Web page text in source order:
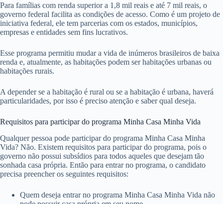
Para famílias com renda superior a 1,8 mil reais e até 7 mil reais, o
governo federal facilita as condições de acesso. Como é um projeto de
iniciativa federal, ele tem parcerias com os estados, municípios,
empresas e entidades sem fins lucrativos.
Esse programa permitiu mudar a vida de inúmeros brasileiros de baixa
renda e, atualmente, as habitações podem ser habitações urbanas ou
habitações rurais.
A depender se a habitação é rural ou se a habitação é urbana, haverá
particularidades, por isso é preciso atenção e saber qual deseja.
Requisitos para participar do programa Minha Casa Minha Vida
Qualquer pessoa pode participar do programa Minha Casa Minha
Vida? Não. Existem requisitos para participar do programa, pois o
governo não possui subsídios para todos aqueles que desejam tão
sonhada casa própria. Então para entrar no programa, o candidato
precisa preencher os seguintes requisitos:
Quem deseja entrar no programa Minha Casa Minha Vida não